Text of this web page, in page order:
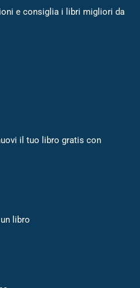
e consiglia i libri migliori da
il tuo libro gratis con
libro